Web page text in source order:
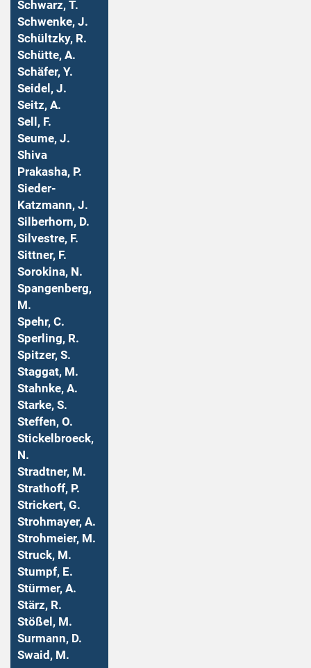
Schwarz, T.
Schwenke, J.
Schültzky, R.
Schütte, A.
Schäfer, Y.
Seidel, J.
Seitz, A.
Sell, F.
Seume, J.
Shiva
Prakasha, P.
Sieder-
Katzmann, J.
Silberhorn, D.
Silvestre, F.
Sittner, F.
Sorokina, N.
Spangenberg,
M.
Spehr, C.
Sperling, R.
Spitzer, S.
Staggat, M.
Stahnke, A.
Starke, S.
Steffen, O.
Stickelbroeck,
N.
Stradtner, M.
Strathoff, P.
Strickert, G.
Strohmayer, A.
Strohmeier, M.
Struck, M.
Stumpf, E.
Stürmer, A.
Stärz, R.
Stößel, M.
Surmann, D.
Swaid, M.